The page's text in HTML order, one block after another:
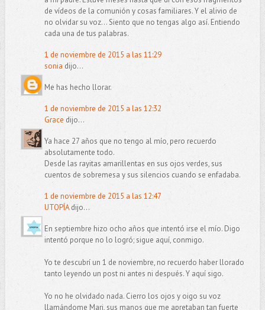
de vídeos de la comunión y cosas familiares. Y el alivio de
no olvidar su voz... Siento que no tengas algo así. Entiendo
cada una de tus palabras.
1 de noviembre de 2015 a las 11:29
sonia dijo...
Me has hecho llorar.
1 de noviembre de 2015 a las 12:32
Grace dijo...
Ya hace 27 años que no tengo al mío, pero recuerdo
absolutamente todo.
Desde las rayitas amarillentas en sus ojos verdes, sus
cuentos de sobremesa y sus silencios cuando se enfadaba.
1 de noviembre de 2015 a las 12:47
UTOPÍAdijo...
En septiembre hizo ocho años que intentó irse el mío. Digo
intentó porque no lo logró; sigue aquí, conmigo.
Yo te descubrí un 1 de noviembre, no recuerdo haber llorado
tanto leyendo un post ni antes ni después. Y aquí sigo.
Yo no he olvidado nada. Cierro los ojos y oigo su voz
llamándome Mari, sus manos que me apretaban tan fuerte